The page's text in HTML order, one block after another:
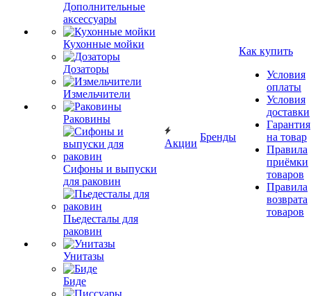
Дополнительные
аксессуары
Кухонные мойки
Дозаторы
Измельчители
Раковины
Сифоны и выпуски
для раковин
Пьедесталы для
раковин
Унитазы
Биде
Акции
Бренды
Как купить
Условия
оплаты
Условия
доставки
Гарантия
на товар
Правила
приёмки
товаров
Правила
возврата
товаров